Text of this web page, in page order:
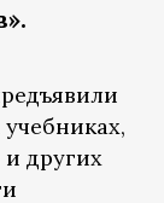
других